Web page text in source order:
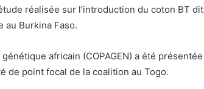
réalisée sur l’introduction du coton BT dit
Burkina Faso.
africain (COPAGEN) a été présentée
de point focal de la coalition au Togo.